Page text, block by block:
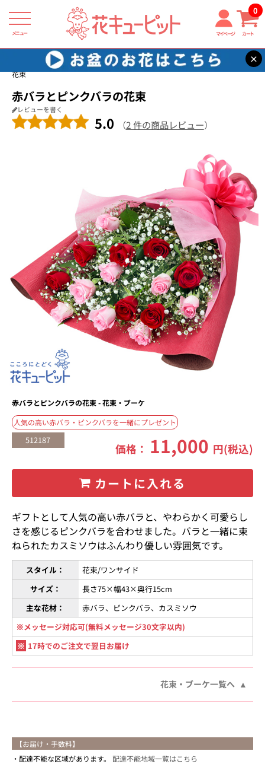
メニュー マイページ カート
0
×
花キューピット 花束・ブーケ
【花束・ブーケ】赤バラとピンクバラの
花束
赤バラとピンクバラの花束
レビューを書く
5.0 （2 件の商品レビュー）
赤バラとピンクバラの花束 - 花束・ブーケ
人気の高い赤バラ・ピンクバラを一緒にプレゼント
512187
価格： 11,000 円(税込)
カートに入れる
ギフトとして人気の高い赤バラと、やわらかく可愛らし
さを感じるピンクバラを合わせました。バラと一緒に束
ねられたカスミソウはふんわり優しい雰囲気です。
スタイル：
花束/ワンサイド
サイズ：
長さ75×幅43×奥行15cm
主な花材：
赤バラ、ピンクバラ、カスミソウ
※メッセージ対応可(無料メッセージ30文字以内)
※ 17時でのご注文で翌日お届け
花束・ブーケ一覧へ
【お届け・手数料】
配達不能な区域があります。 配達不能地域一覧はこちら